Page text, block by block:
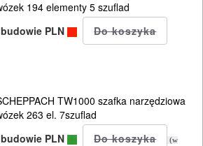
194 elementy 5 szuflad
PLN
TW1000 szafka narzędziowa
263 el. 7szuflad
PLN
(w